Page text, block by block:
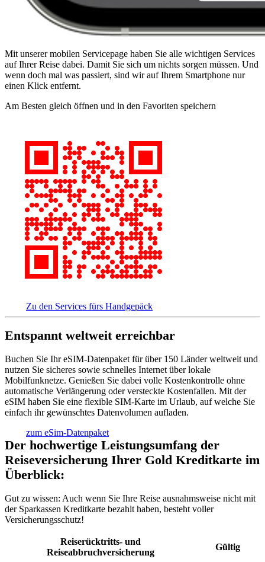
Mit unserer mobilen Servicepage haben Sie alle wichtigen Services
auf Ihrer Reise dabei. Damit Sie sich um nichts sorgen müssen. Und
wenn doch mal was passiert, sind wir auf Ihrem Smartphone nur
einen Klick entfernt.
Am Besten gleich öffnen und in den Favoriten speichern
Zu den Services fürs Handgepäck
Entspannt weltweit erreichbar
Buchen Sie Ihr eSIM-Datenpaket für über 150 Länder weltweit und
nutzen Sie sicheres sowie schnelles Internet über lokale
Mobilfunknetze. Genießen Sie dabei volle Kostenkontrolle ohne
automatische Verlängerung oder versteckte Kostenfallen. Mit der
eSIM haben Sie eine flexible SIM-Karte im Urlaub, auf welche Sie
einfach ihr gewünschtes Datenvolumen aufladen.
zum eSim-Datenpaket
Der hochwertige Leistungsumfang der
Reiseversicherung Ihrer Gold Kreditkarte im
Überblick:
Gut zu wissen: Auch wenn Sie Ihre Reise ausnahmsweise nicht mit
der Sparkassen Kreditkarte bezahlt haben, besteht voller
Versicherungsschutz!
Reiserücktritts- und
Reiseabbruchversicherung
Gültig